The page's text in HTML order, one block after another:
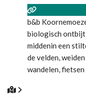
b&b
biologisch ontbijt
middenin een
de velden,
wandelen,